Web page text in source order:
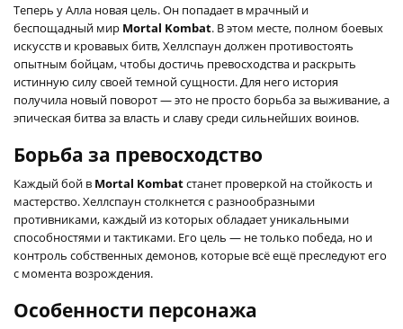
Теперь у Алла новая цель. Он попадает в мрачный и
беспощадный мир Mortal Kombat. В этом месте, полном боевых
искусств и кровавых битв, Хеллспаун должен противостоять
опытным бойцам, чтобы достичь превосходства и раскрыть
истинную силу своей темной сущности. Для него история
получила новый поворот — это не просто борьба за выживание, а
эпическая битва за власть и славу среди сильнейших воинов.
Борьба за превосходство
Каждый бой в Mortal Kombatстанет проверкой на стойкость и
мастерство. Хеллспаун столкнется с разнообразными
противниками, каждый из которых обладает уникальными
способностями и тактиками. Его цель — не только победа, но и
контроль собственных демонов, которые всё ещё преследуют его
с момента возрождения.
Особенности персонажа